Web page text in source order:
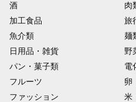
酒
肉
加工食品
旅
魚介類
麺
日用品・雑貨
野
パン・菓子類
電
フルーツ
卵
ファッション
米